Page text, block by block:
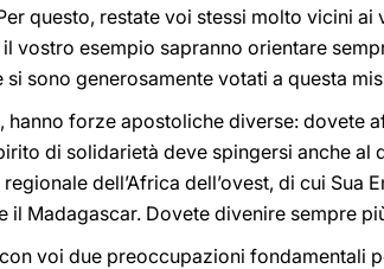
questo, restate voi stessi molto vicini
vostro esempio sapranno orientare
sono generosamente votati a questa
forze apostoliche diverse: dovete
di solidarietà deve spingersi anche
dell’Africa dell’ovest, di cui Sua
il Madagascar. Dovete divenire sempre
voi due preoccupazioni fondamentali